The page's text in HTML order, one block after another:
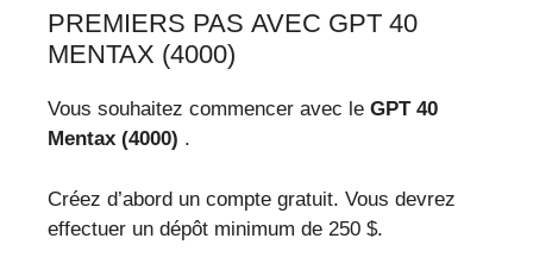
PREMIERS PAS AVEC GPT 40
MENTAX (4000)
Vous souhaitez commencer avec le GPT 40
Mentax (4000) .
Créez d’abord un compte gratuit. Vous devrez
effectuer un dépôt minimum de 250 $.